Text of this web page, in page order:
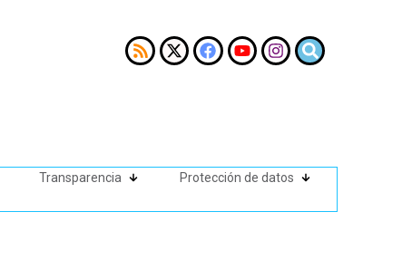
Transparencia Protección de datos